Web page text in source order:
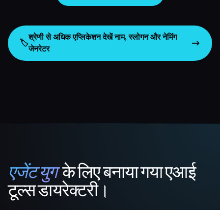
🏷️
श्रेणी से अधिक एप्लिकेशन देखेंनाम, स्लोगन और नेमिंग
जेनरेटर
That AI Collection
एजेंट युगके लिए बनाया गया एआई
टूल्स डायरेक्टरी।